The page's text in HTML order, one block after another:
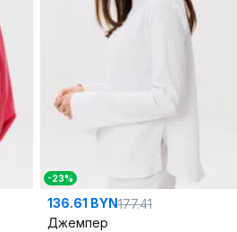
-23%
136.61 BYN177.41
Джемпер